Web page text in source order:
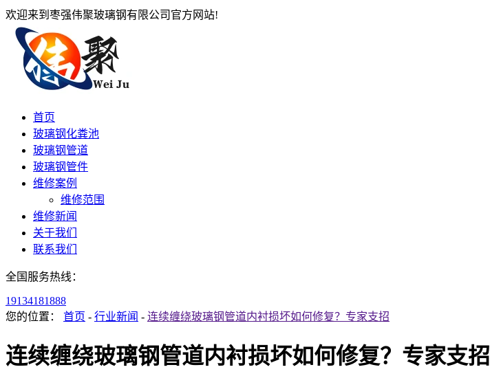
欢迎来到枣强伟聚玻璃钢有限公司官方网站!
首页
玻璃钢化粪池
玻璃钢管道
玻璃钢管件
维修案例
维修范围
维修新闻
关于我们
联系我们
全国服务热线：
19134181888
您的位置： 首页 - 行业新闻 - 连续缠绕玻璃钢管道内衬损坏如何修复？专家支招
连续缠绕玻璃钢管道内衬损坏如何修复？专家支招